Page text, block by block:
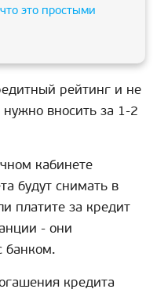
это простыми
рейтинг и не
нужно вносить за 1-2
кабинете
будут снимать в
платите за кредит
- они
банком.
кредита